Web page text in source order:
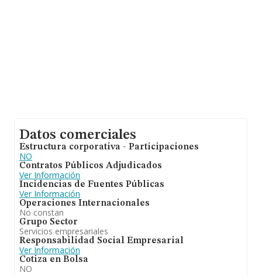
Datos comerciales
Estructura corporativa - Participaciones
NO
Contratos Públicos Adjudicados
Ver Información
Incidencias de Fuentes Públicas
Ver Información
Operaciones Internacionales
No constan
Grupo Sector
Servicios empresariales
Responsabilidad Social Empresarial
Ver Información
Cotiza en Bolsa
NO